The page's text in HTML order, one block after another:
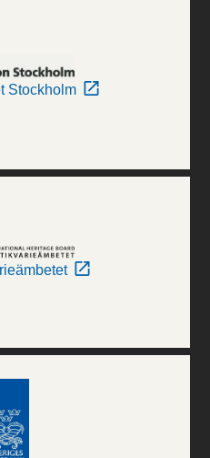
Stockholm